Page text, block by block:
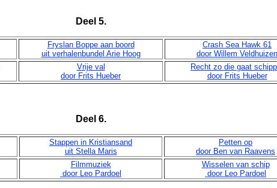
Deel 5.
Fryslan Boppe aan boord
uit verhalenbundel Arie Hoog
Crash Sea Hawk 61
door Willem Veldhuizen
Vrije val
door Frits Hueber
Recht zo die gaat
door Frits Hueber
Deel 6.
Stappen in Kristiansand
uit Stella Maris
Petten op
door Ben van Raavens
Filmmuziek
door Leo Pardoel
Wisselen van schip
door Leo Pardoel